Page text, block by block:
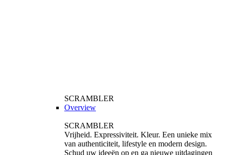
SCRAMBLER
Overview
SCRAMBLER
Vrijheid. Expressiviteit. Kleur. Een unieke mix
van authenticiteit, lifestyle en modern design.
Schud uw ideeën op en ga nieuwe uitdagingen